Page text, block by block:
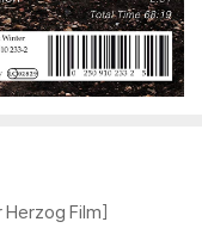
Herzog Film]